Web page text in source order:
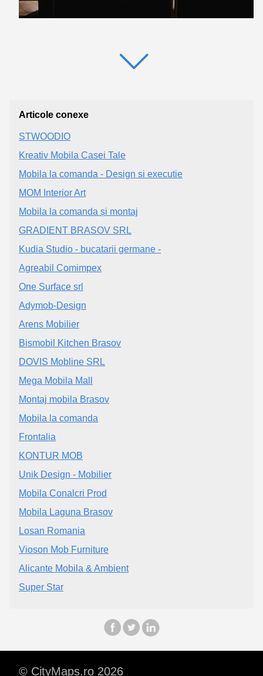
Articole conexe
STWOODIO
Kreativ Mobila Casei Tale
Mobila la comanda - Design si executie
MOM Interior Art
Mobila la comanda și montaj
GRADIENT BRASOV SRL
Kudia Studio - bucatarii germane -
Agreabil Comimpex
One Surface srl
Adymob-Design
Arens Mobilier
Bismobil Kitchen Brasov
DOVIS Mobline SRL
Mega Mobila Mall
Montaj mobila Brasov
Mobila la comanda
Frontalia
KONTUR MOB
Unik Design - Mobilier
Mobila Conalcri Prod
Mobila Laguna Brasov
Losan Romania
Vioson Mob Furniture
Alicante Mobila & Ambient
Super Star
© CityMaps.ro 2026